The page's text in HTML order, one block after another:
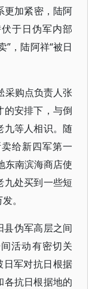
更加紧密，陆阿
于日伪军内部
”，陆阿祥“被日
采购点负责人张
的安排下，与倒
九等人相识。随
给新四军第一
东南滨海商店使
九处买到一些短
。
县伪军高层之间
活动有密切关
日军对抗日根据
各抗日根据地的